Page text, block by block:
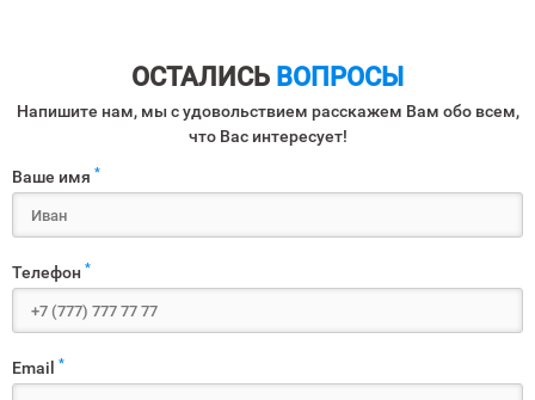
ОСТАЛИСЬ ВОПРОСЫ
Напишите нам, мы с удовольствием расскажем Вам обо всем,
что Вас интересует!
Ваше имя *
Телефон *
Email *